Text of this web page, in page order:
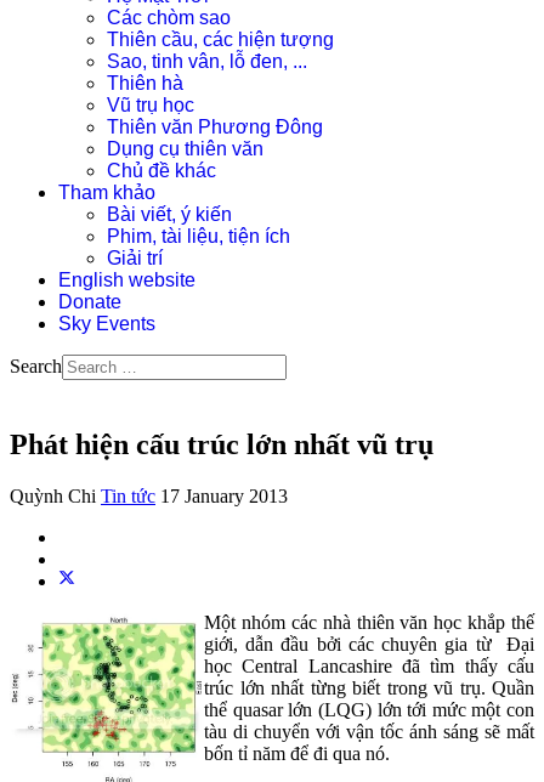
Các chòm sao
Thiên cầu, các hiện tượng
Sao, tinh vân, lỗ đen, ...
Thiên hà
Vũ trụ học
Thiên văn Phương Đông
Dụng cụ thiên văn
Chủ đề khác
Tham khảo
Bài viết, ý kiến
Phim, tài liệu, tiện ích
Giải trí
English website
Donate
Sky Events
Search
Phát hiện cấu trúc lớn nhất vũ trụ
Quỳnh Chi Tin tức 17 January 2013
Một nhóm các nhà thiên văn học khắp thế
giới, dẫn đầu bởi các chuyên gia từ Đại
học Central Lancashire đã tìm thấy cấu
trúc lớn nhất từng biết trong vũ trụ. Quần
thể quasar lớn (LQG) lớn tới mức một con
tàu di chuyển với vận tốc ánh sáng sẽ mất
bốn tỉ năm để đi qua nó.